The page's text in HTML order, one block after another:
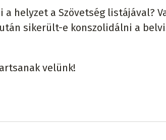
helyzet a Szövetség listájával?
sikerült-e konszolidálni a
velünk!